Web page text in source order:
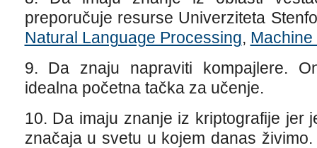
preporučuje resurse Univerziteta
Natural Language Processing,
9. Da znaju napraviti kompajlere.
idealna početna tačka za učenje.
10. Da imaju znanje iz kriptografije jer
značaja u svetu u kojem danas